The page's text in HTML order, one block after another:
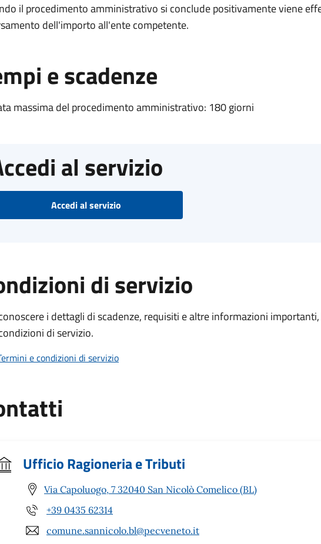
il procedimento amministrativo si conclude positivamente viene
dell'importo all'ente competente.
e scadenze
massima del procedimento amministrativo: 180 giorni
al servizio
Accedi al servizio
di servizio
i dettagli di scadenze, requisiti e altre informazioni
di servizio.
e condizioni di servizio
Ufficio Ragioneria e Tributi
Via Capoluogo, 7 32040 San Nicolò Comelico (BL)
+39 0435 62314
comune.sannicolo.bl@pecveneto.it